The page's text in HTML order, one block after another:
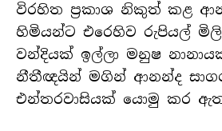
විරහිත ප්‍රකාශ නිකුත් කළ
හිමියන්ට එරෙහිව රුපියල්
වන්දියක් ඉල්ලා මනුෂ
නීතීඥයින් මගින් ආනන්ද
එන්තරවාසියක් යොමු කර